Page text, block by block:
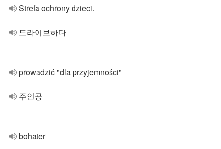
Strefa ochrony dzieci.
드라이브하다
prowadzić "dla przyjemności"
주인공
bohater